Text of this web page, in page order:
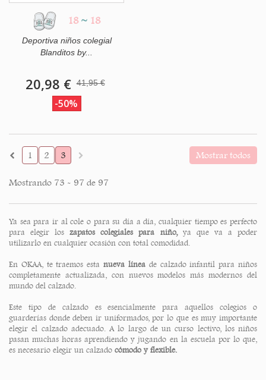
18 ~ 18
Deportiva niños colegial
Blanditos by...
20,98 € 41,95 €
-50%
Mostrar todos
1 2 3
Mostrando 73 - 97 de 97
Ya sea para ir al cole o para su día a día, cualquier tiempo es perfecto
para elegir loszapatos colegiales para niño, ya que va a poder
utilizarlo en cualquier ocasión con total comodidad.
En OKAA, te traemos estanueva líneade calzado infantil para niños
completamente actualizada, con nuevos modelos más modernos del
mundo del calzado.
Este tipo de calzado es esencialmente para aquellos colegios o
guarderías donde deben ir uniformados, por lo que es muy importante
elegir el calzado adecuado. A lo largo de un curso lectivo, los niños
pasan muchas horas aprendiendo y jugando en la escuela por lo que,
es necesario elegir un calzado cómodo y flexible.